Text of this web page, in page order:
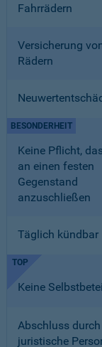
Fahrrädern
Versicherung
Rädern
Keine Pflicht,
an einen festen
Gegenstand
anzuschließen
BESONDERHEIT
Täglich kündbar
TOP
Keine
Abschluss durch
juristische